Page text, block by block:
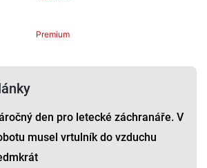
Premium
den pro letecké záchranáře. V
musel vrtulník do vzduchu